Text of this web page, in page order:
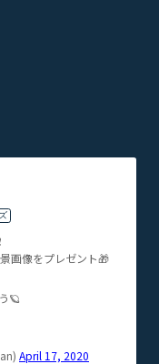
画像をプレゼント🎁
🪐
April 17, 2020